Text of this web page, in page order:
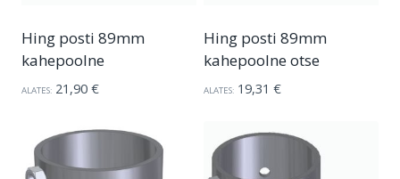
Hing posti 89mm
kahepoolne
ALATES: 21,90 €
Hing posti 89mm
kahepoolne otse
ALATES: 19,31 €